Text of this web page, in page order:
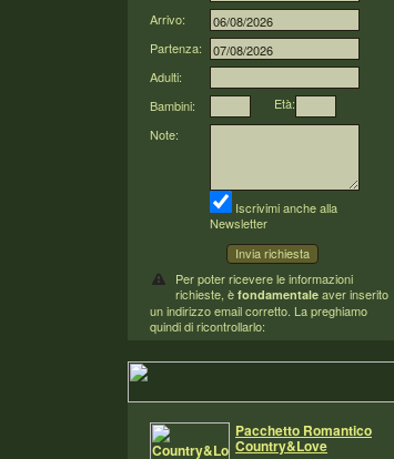
Arrivo:
Partenza:
Adulti:
Bambini:
Età:
Note:
Iscrivimi anche alla
Newsletter
Per poter ricevere le informazioni
richieste, è fondamentale aver inserito
un indirizzo email corretto. La preghiamo
quindi di ricontrollarlo:
Pacchetto Romantico
Country&Love